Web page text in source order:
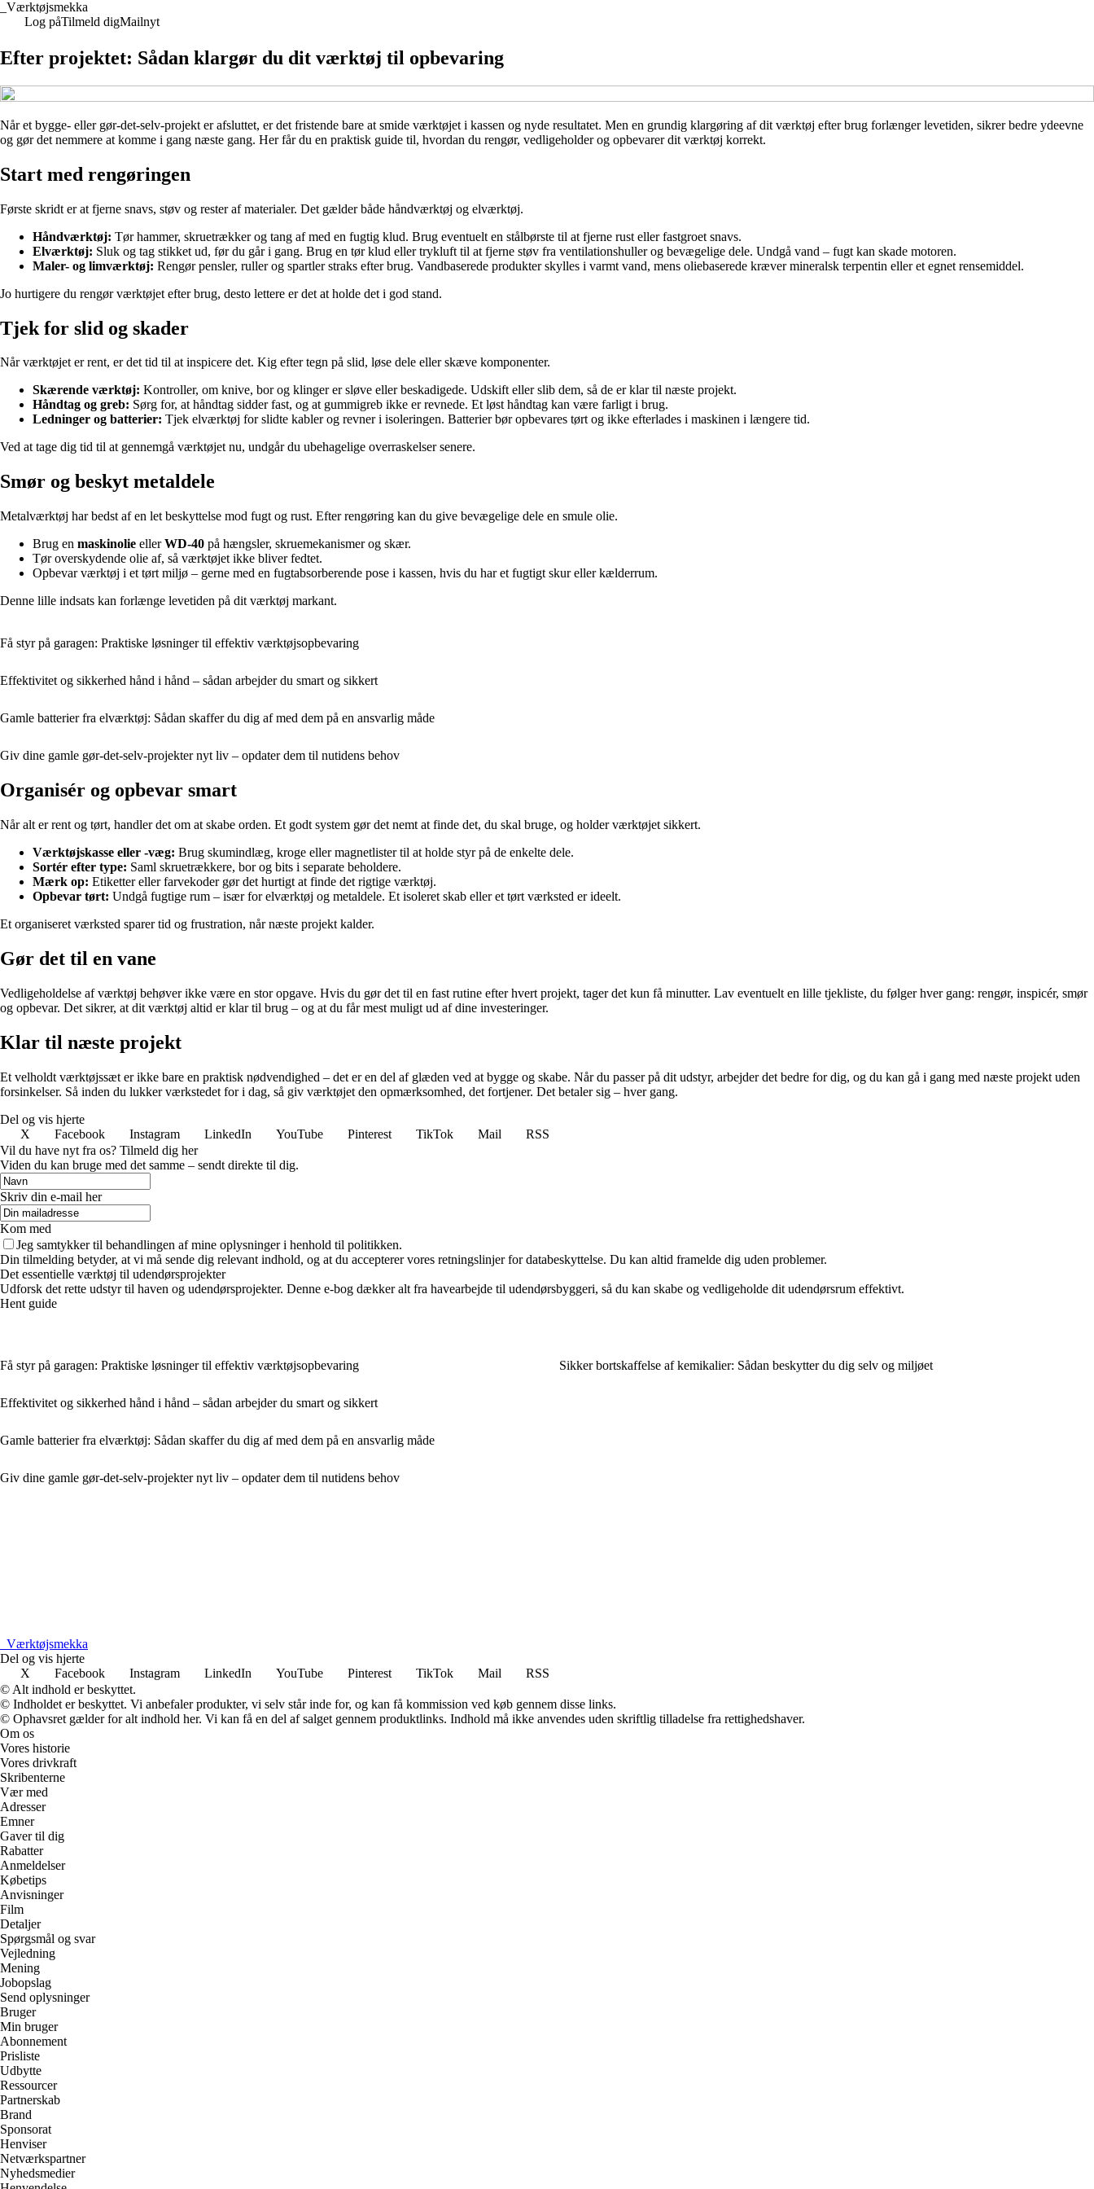
Værktøjsmekka
Log påTilmeld digMailnyt
Efter projektet: Sådan klargør du dit værktøj til opbevaring
Når et bygge- eller gør-det-selv-projekt er afsluttet, er det fristende bare at smide værktøjet i kassen og nyde resultatet. Men en grundig klargøring af dit værktøj efter brug forlænger levetiden, sikrer bedre ydeevne
og gør det nemmere at komme i gang næste gang. Her får du en praktisk guide til, hvordan du rengør, vedligeholder og opbevarer dit værktøj korrekt.
Start med rengøringen
Første skridt er at fjerne snavs, støv og rester af materialer. Det gælder både håndværktøj og elværktøj.
Håndværktøj: Tør hammer, skruetrækker og tang af med en fugtig klud. Brug eventuelt en stålbørste til at fjerne rust eller fastgroet snavs.
Elværktøj: Sluk og tag stikket ud, før du går i gang. Brug en tør klud eller trykluft til at fjerne støv fra ventilationshuller og bevægelige dele. Undgå vand – fugt kan skade motoren.
Maler- og limværktøj: Rengør pensler, ruller og spartler straks efter brug. Vandbaserede produkter skylles i varmt vand, mens oliebaserede kræver mineralsk terpentin eller et egnet rensemiddel.
Jo hurtigere du rengør værktøjet efter brug, desto lettere er det at holde det i god stand.
Tjek for slid og skader
Når værktøjet er rent, er det tid til at inspicere det. Kig efter tegn på slid, løse dele eller skæve komponenter.
Skærende værktøj: Kontroller, om knive, bor og klinger er sløve eller beskadigede. Udskift eller slib dem, så de er klar til næste projekt.
Håndtag og greb: Sørg for, at håndtag sidder fast, og at gummigreb ikke er revnede. Et løst håndtag kan være farligt i brug.
Ledninger og batterier: Tjek elværktøj for slidte kabler og revner i isoleringen. Batterier bør opbevares tørt og ikke efterlades i maskinen i længere tid.
Ved at tage dig tid til at gennemgå værktøjet nu, undgår du ubehagelige overraskelser senere.
Smør og beskyt metaldele
Metalværktøj har bedst af en let beskyttelse mod fugt og rust. Efter rengøring kan du give bevægelige dele en smule olie.
Brug en maskinolie ellerWD-40 på hængsler, skruemekanismer og skær.
Tør overskydende olie af, så værktøjet ikke bliver fedtet.
Opbevar værktøj i et tørt miljø – gerne med en fugtabsorberende pose i kassen, hvis du har et fugtigt skur eller kælderrum.
Denne lille indsats kan forlænge levetiden på dit værktøj markant.
Få styr på garagen: Praktiske løsninger til effektiv værktøjsopbevaring
Effektivitet og sikkerhed hånd i hånd – sådan arbejder du smart og sikkert
Gamle batterier fra elværktøj: Sådan skaffer du dig af med dem på en ansvarlig måde
Giv dine gamle gør-det-selv-projekter nyt liv – opdater dem til nutidens behov
Organisér og opbevar smart
Når alt er rent og tørt, handler det om at skabe orden. Et godt system gør det nemt at finde det, du skal bruge, og holder værktøjet sikkert.
Værktøjskasse eller -væg: Brug skumindlæg, kroge eller magnetlister til at holde styr på de enkelte dele.
Sortér efter type: Saml skruetrækkere, bor og bits i separate beholdere.
Mærk op: Etiketter eller farvekoder gør det hurtigt at finde det rigtige værktøj.
Opbevar tørt: Undgå fugtige rum – især for elværktøj og metaldele. Et isoleret skab eller et tørt værksted er ideelt.
Et organiseret værksted sparer tid og frustration, når næste projekt kalder.
Gør det til en vane
Vedligeholdelse af værktøj behøver ikke være en stor opgave. Hvis du gør det til en fast rutine efter hvert projekt, tager det kun få minutter. Lav eventuelt en lille tjekliste, du følger hver gang: rengør, inspicér, smør
og opbevar. Det sikrer, at dit værktøj altid er klar til brug – og at du får mest muligt ud af dine investeringer.
Klar til næste projekt
Et velholdt værktøjssæt er ikke bare en praktisk nødvendighed – det er en del af glæden ved at bygge og skabe. Når du passer på dit udstyr, arbejder det bedre for dig, og du kan gå i gang med næste projekt uden
forsinkelser. Så inden du lukker værkstedet for i dag, så giv værktøjet den opmærksomhed, det fortjener. Det betaler sig – hver gang.
Del og vis hjerte
X
Facebook Instagram LinkedIn YouTube Pinterest TikTok Mail
RSS
Vil du have nyt fra os? Tilmeld dig her
Viden du kan bruge med det samme – sendt direkte til dig.
Skriv din e-mail her
Kom med
Jeg samtykker til behandlingen af mine oplysninger i henhold til politikken.
Din tilmelding betyder, at vi må sende dig relevant indhold, og at du accepterer vores retningslinjer for databeskyttelse. Du kan altid framelde dig uden problemer.
Det essentielle værktøj til udendørsprojekter
Udforsk det rette udstyr til haven og udendørsprojekter. Denne e-bog dækker alt fra havearbejde til udendørsbyggeri, så du kan skabe og vedligeholde dit udendørsrum effektivt.
Hent guide
Få styr på garagen: Praktiske løsninger til effektiv værktøjsopbevaring
Effektivitet og sikkerhed hånd i hånd – sådan arbejder du smart og sikkert
Gamle batterier fra elværktøj: Sådan skaffer du dig af med dem på en ansvarlig måde
Giv dine gamle gør-det-selv-projekter nyt liv – opdater dem til nutidens behov
Sikker bortskaffelse af kemikalier: Sådan beskytter du dig selv og miljøet
Værktøjsmekka
Del og vis hjerte
X
Facebook Instagram LinkedIn YouTube Pinterest TikTok Mail
RSS
© Alt indhold er beskyttet.
© Indholdet er beskyttet. Vi anbefaler produkter, vi selv står inde for, og kan få kommission ved køb gennem disse links.
© Ophavsret gælder for alt indhold her. Vi kan få en del af salget gennem produktlinks. Indhold må ikke anvendes uden skriftlig tilladelse fra rettighedshaver.
Om os
Vores historie
Vores drivkraft
Skribenterne
Vær med
Adresser
Emner
Gaver til dig
Rabatter
Anmeldelser
Købetips
Anvisninger
Film
Detaljer
Spørgsmål og svar
Vejledning
Mening
Jobopslag
Send oplysninger
Bruger
Min bruger
Abonnement
Prisliste
Udbytte
Ressourcer
Partnerskab
Brand
Sponsorat
Henviser
Netværkspartner
Nyhedsmedier